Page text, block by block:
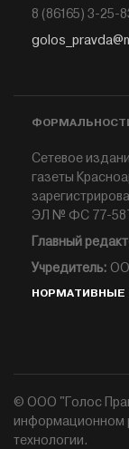
8 (86165) 3-25-
Сетевое
газеты
ЭЛ № ФС 77-
Главный
Учредитель:
© ООО "Голос
информационном
технологии.